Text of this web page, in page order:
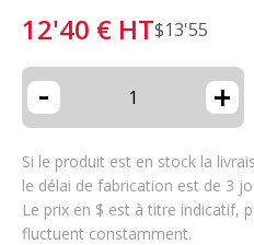
12'40 € HT$13'55
- +
Si le produit est en stock la
le délai de fabrication est de 3
Le prix en $ est à titre indicatif,
fluctuent constamment.